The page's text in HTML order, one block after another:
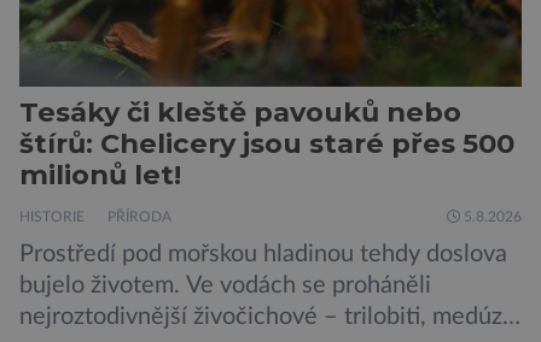
Tesáky či kleště pavouků nebo
štírů: Chelicery jsou staré přes 500
milionů let!
HISTORIE PŘÍRODA 5.8.2026
Prostředí pod mořskou hladinou tehdy doslova
bujelo životem. Ve vodách se proháněli
nejroztodivnější živočichové – trilobiti, medúzy